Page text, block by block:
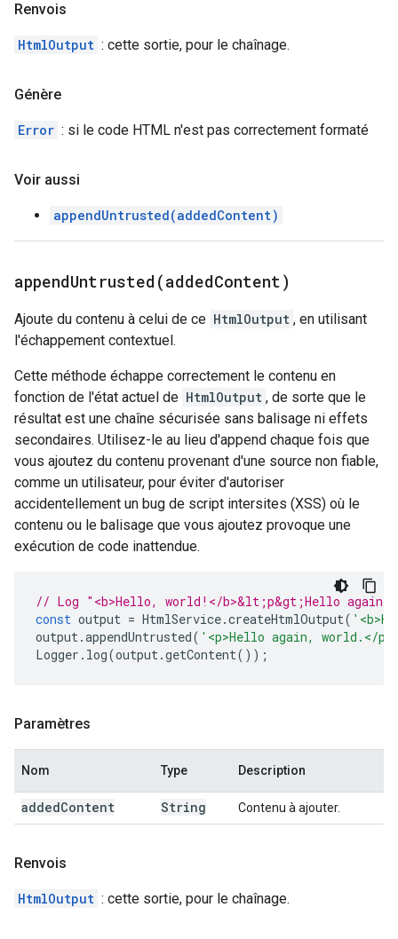
Renvois
HtmlOutput : cette sortie, pour le chaînage.
Génère
Error : si le code HTML n'est pas correctement formaté
Voir aussi
appendUntrusted(addedContent)
appendUntrusted(addedContent)
Ajoute du contenu à celui de ce HtmlOutput , en utilisant
l'échappement contextuel.
Cette méthode échappe correctement le contenu en
fonction de l'état actuel de HtmlOutput , de sorte que le
résultat est une chaîne sécurisée sans balisage ni effets
secondaires. Utilisez-le au lieu d'append chaque fois que
vous ajoutez du contenu provenant d'une source non fiable,
comme un utilisateur, pour éviter d'autoriser
accidentellement un bug de script intersites (XSS) où le
contenu ou le balisage que vous ajoutez provoque une
exécution de code inattendue.
// Log "<b>Hello, world!</b>&lt;p&gt;Hello
const output = HtmlService.createHtmlOutput(
output.appendUntrusted( '<p>Hello again, world.</
Logger . log(output.getContent());
Paramètres
Nom Type Description
addedContent String Contenu à ajouter.
Renvois
HtmlOutput : cette sortie, pour le chaînage.